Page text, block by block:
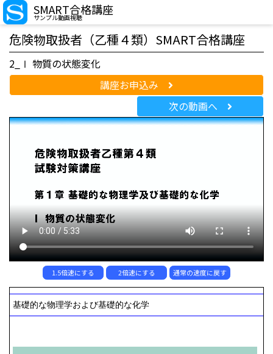
SMART合格講座
サンプル動画視聴
危険物取扱者（乙種４類）SMART合格講座
2_Ⅰ 物質の状態変化
講座お申込み
次の動画へ
1.5倍速にする 2倍速にする 通常の速度に戻す